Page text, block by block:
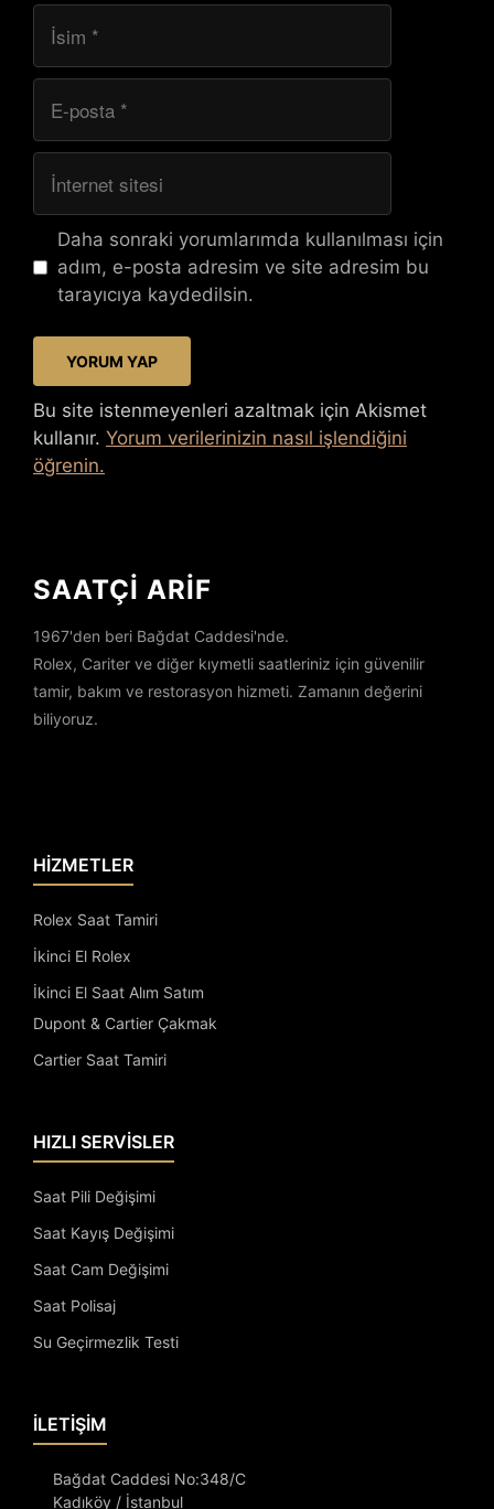
posta
sitesi
Daha sonraki yorumlarımda kullanılması için
adım, e-posta adresim ve site adresim bu
tarayıcıya kaydedilsin.
Bu site istenmeyenleri azaltmak için Akismet
kullanır. Yorum verilerinizin nasıl işlendiğini
öğrenin.
SAATÇİ ARİF
1967'den beri Bağdat Caddesi'nde.
Rolex, Cariter ve diğer kıymetli saatleriniz için güvenilir
tamir, bakım ve restorasyon hizmeti. Zamanın değerini
biliyoruz.
HİZMETLER
Rolex Saat Tamiri
İkinci El Rolex
İkinci El Saat Alım Satım
Dupont & Cartier Çakmak
Cartier Saat Tamiri
HIZLI SERVİSLER
Saat Pili Değişimi
Saat Kayış Değişimi
Saat Cam Değişimi
Saat Polisaj
Su Geçirmezlik Testi
İLETİŞİM
Bağdat Caddesi No:348/C
Kadıköy / İstanbul